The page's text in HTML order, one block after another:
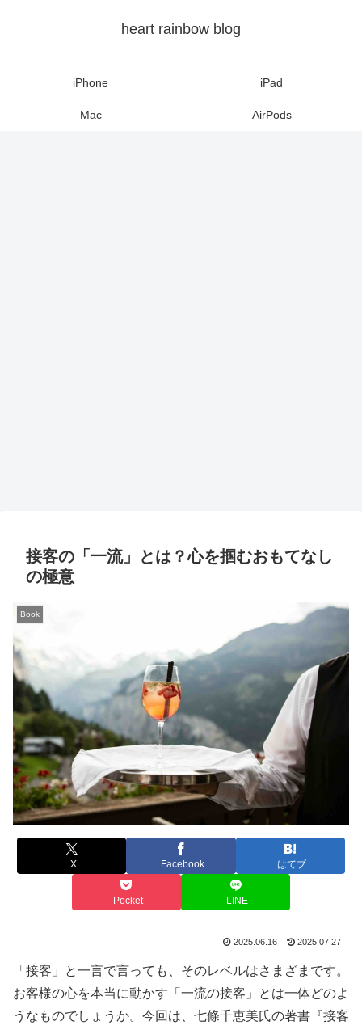
heart rainbow blog
iPhone iPad
Mac AirPods
接客の「一流」とは？心を掴むおもてなし
の極意
Book
X Facebook はてブ
Pocket LINE
2025.06.16 2025.07.27
「接客」と一言で言っても、そのレベルはさまざまです。
お客様の心を本当に動かす「一流の接客」とは一体どのよ
うなものでしょうか。今回は、七條千恵美氏の著書『接客